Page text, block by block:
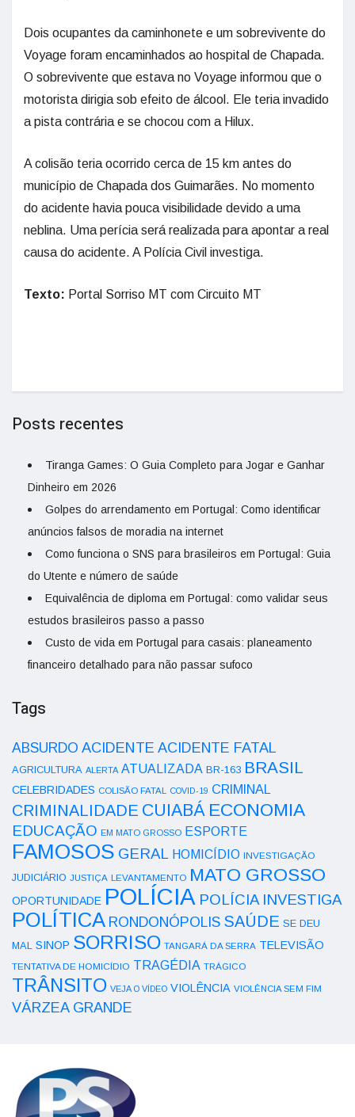
Dois ocupantes da caminhonete e um sobrevivente do
Voyage foram encaminhados ao hospital de Chapada.
O sobrevivente que estava no Voyage informou que o
motorista dirigia sob efeito de álcool. Ele teria invadido
a pista contrária e se chocou com a Hilux.
A colisão teria ocorrido cerca de 15 km antes do
município de Chapada dos Guimarães. No momento
do acidente havia pouca visibilidade devido a uma
neblina. Uma perícia será realizada para apontar a real
causa do acidente. A Polícia Civil investiga.
Texto: Portal Sorriso MT com Circuito MT
Posts recentes
Tiranga Games: O Guia Completo para Jogar e Ganhar
Dinheiro em 2026
Golpes do arrendamento em Portugal: Como identificar
anúncios falsos de moradia na internet
Como funciona o SNS para brasileiros em Portugal: Guia
do Utente e número de saúde
Equivalência de diploma em Portugal: como validar seus
estudos brasileiros passo a passo
Custo de vida em Portugal para casais: planeamento
financeiro detalhado para não passar sufoco
Tags
ABSURDO ACIDENTE ACIDENTE FATAL
AGRICULTURA ALERTA ATUALIZADA BR-163 BRASIL
CELEBRIDADES COLISÃO FATAL COVID-19 CRIMINAL
CRIMINALIDADE CUIABÁ ECONOMIA
EDUCAÇÃO EM MATO GROSSO ESPORTE
FAMOSOS GERAL HOMICÍDIO INVESTIGAÇÃO
JUDICIÁRIO JUSTIÇA LEVANTAMENTO MATO GROSSO
OPORTUNIDADE POLÍCIA POLÍCIA INVESTIGA
POLÍTICA RONDONÓPOLIS SAÚDE SE DEU
MAL SINOP SORRISO TANGARÁ DA SERRA TELEVISÃO
TENTATIVA DE HOMICÍDIO TRAGÉDIA TRÁGICO
TRÂNSITO VEJA O VÍDEO VIOLÊNCIA VIOLÊNCIA SEM FIM
VÁRZEA GRANDE